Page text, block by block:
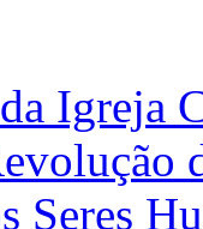
Igreja
Seres